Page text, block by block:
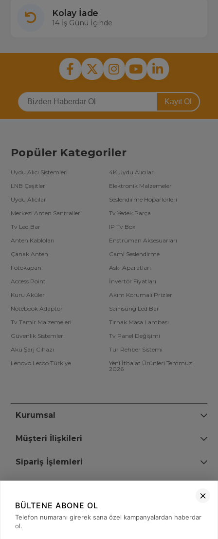
Kolay İade
14 İş Günü İçinde
Kayıt Ol
Popüler Kategoriler
Uydu Alıcı Sistemleri
4K Uydu Alıcılar
LNB Çeşitleri
Elektronik Malzemeler
Uydu Alıcılar
Seslendirme Hoparlörleri
Merkezi Anten Santralleri
Tv Yedek Parça
Tv Led Bar
IP Tv Box
Anten Kabloları
Enstrüman Aksesuarları
Çanak Anten
Cami Seslendirme
Fotokapan
Askı Aparatları
Access Point
İnvertör Fiyatları
Kuru Aküler
Akım Korumalı Prizler
Notebook Adaptör
Samsung Led Bar
Tv Tamir Malzemeleri
Tırnak Masa Lambası
Güvenlik Sistemleri
Tv Panel Değişimi
Akü Şarj Cihazı
Tur Rehber Sistemi
Lenovo Lecoo Türkiye
Yeni İthalat Ürünleri Temmuz
2026
Kurumsal
Müşteri İlişkileri
Sipariş İşlemleri
+90 (850) 473 08 08
BÜLTENE ABONE OL
Telefon numaranı girerek sana özel kampanyalardan haberdar
ol.